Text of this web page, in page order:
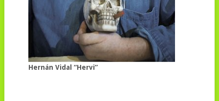
Hernán Vidal “Hervi”